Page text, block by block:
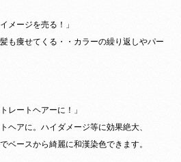
メージを売る！」
も痩せてくる・・カラーの繰り返しやパー
レートヘアーに！」
アに。ハイダメージ等に効果絶大、
ベースから綺麗に和漢染色できます。